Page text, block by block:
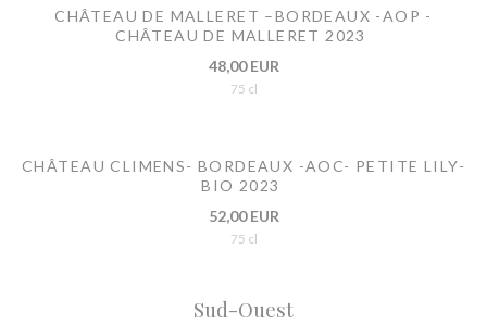
CHÂTEAU DE MALLERET –BORDEAUX -AOP -
CHÂTEAU DE MALLERET 2023
48,00 EUR
75 cl
CHÂTEAU CLIMENS- BORDEAUX -AOC- PETITE LILY-
BIO 2023
52,00 EUR
75 cl
Sud-Ouest